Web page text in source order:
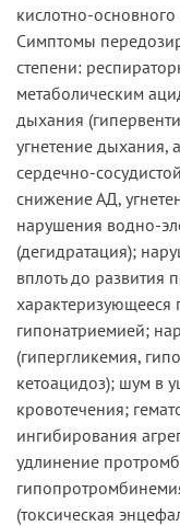
кислотно-основного
Симптомы
степени:
метаболическим
дыхания
угнетение дыхания,
сердечно-
снижение АД,
нарушения водно-
(дегидратация);
вплоть до развития
характеризующееся
гипонатриемией;
(гипергликемия,
кетоацидоз); шум в
кровотечения;
ингибирования
удлинение
(токсическая